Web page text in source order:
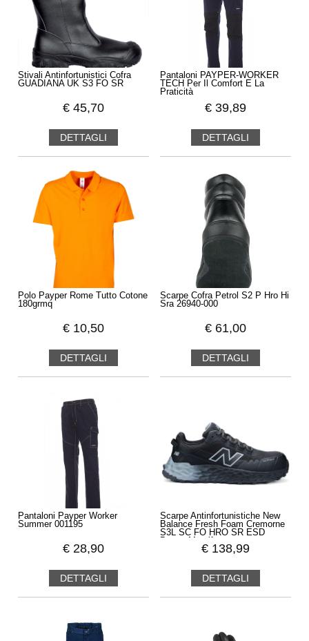
Stivali Antinfortunistici Cofra
GUADIANA UK S3 FO SR
€ 45,70
DETTAGLI
Pantaloni PAYPER-WORKER
TECH Per Il Comfort E La
Praticità
€ 39,89
DETTAGLI
Polo Payper Rome Tutto Cotone
180grmq
€ 10,50
DETTAGLI
Scarpe Cofra Petrol S2 P Hro Hi
Sra 26940-000
€ 61,00
DETTAGLI
Pantaloni Payper Worker
Summer 001195
€ 28,90
DETTAGLI
Scarpe Antinfortunistiche New
Balance Fresh Foam Cremorne
S3L SC FO HRO SR ESD
€ 138,99
DETTAGLI